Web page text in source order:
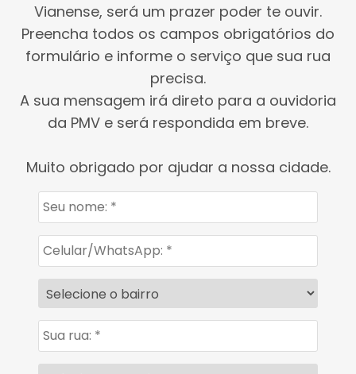
Vianense, será um prazer poder te ouvir.
Preencha todos os campos obrigatórios do
formulário e informe o serviço que sua rua
precisa.
A sua mensagem irá direto para a ouvidoria
da PMV e será respondida em breve.
Muito obrigado por ajudar a nossa cidade.